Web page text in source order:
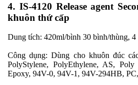
4. IS-4120 Release agent
khuôn thứ cấp
Dung tích: 420ml/bình 30 bình/thùng,
Công dụng: Dùng cho khuôn đúc
PolyStylene, PolyEthylene, AS,
Epoxy, 94V-0, 94V-1, 94V-294HB,